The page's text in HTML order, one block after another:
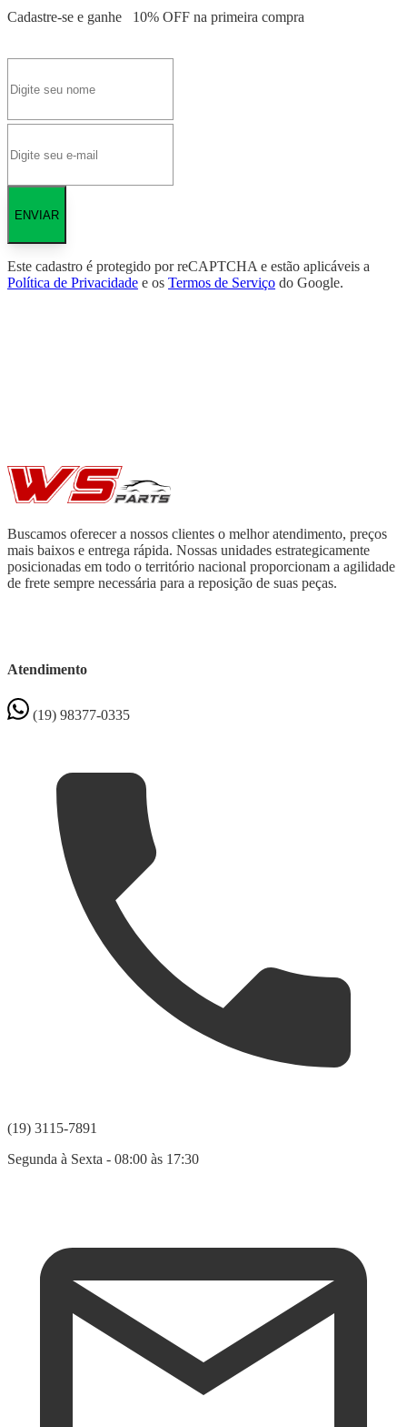
Cadastre-se e ganhe 10% OFF na primeira compra
ENVIAR
Este cadastro é protegido por reCAPTCHA e estão aplicáveis a
Política de Privacidade e os Termos de Serviço do Google.
Buscamos oferecer a nossos clientes o melhor atendimento, preços
mais baixos e entrega rápida. Nossas unidades estrategicamente
posicionadas em todo o território nacional proporcionam a agilidade
de frete sempre necessária para a reposição de suas peças.
Atendimento
(19) 98377-0335
(19) 3115-7891
Segunda à Sexta - 08:00 às 17:30